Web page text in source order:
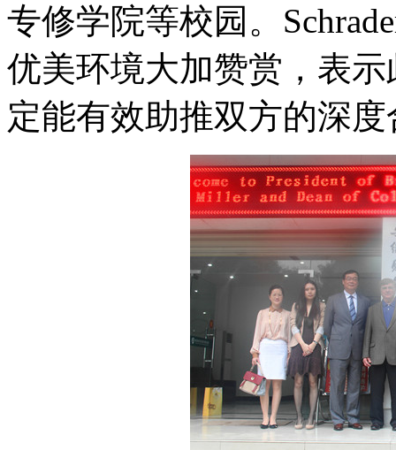
专修学院等校园。
优美环境大加赞赏，表
定能有效助推双方的深